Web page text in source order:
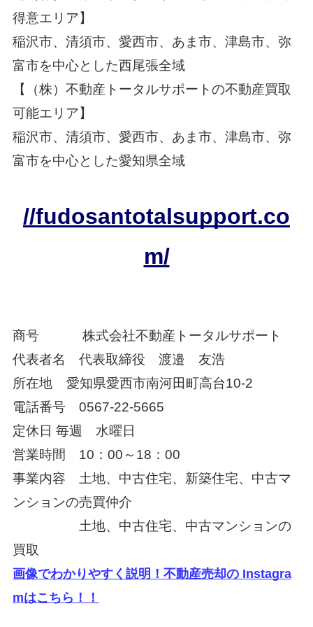
得意エリア】
稲沢市、清須市、愛西市、あま市、津島市、弥
富市を中心とした西尾張全域
【（株）不動産トータルサポートの不動産買取
可能エリア】
稲沢市、清須市、愛西市、あま市、津島市、弥
富市を中心とした愛知県全域
//fudosantotalsupport.co
m/
商号
株式会社不動産トータルサポート
代表者名 代表取締役 渡邉 友浩
所在地 愛知県愛西市南河田町高台10-2
電話番号 0567-22-5665
定休日 毎週 水曜日
営業時間 10：00～18：00
事業内容 土地、中古住宅、新築住宅、中古マ
ンションの売買仲介
土地、中古住宅、中古マンションの
買取
画像でわかりやすく説明！不動産売却の Instagra
mはこちら！！